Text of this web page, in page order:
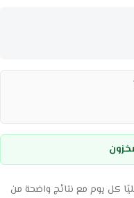
كل يوم مع نتائج واضحة من